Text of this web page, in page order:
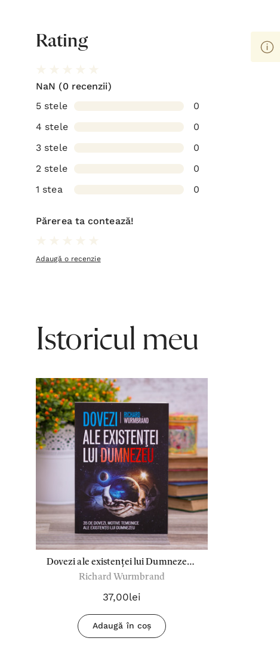
Rating
NaN (0 recenzii)
5 stele
0
4 stele
0
3 stele
0
2 stele
0
1 stea
0
Părerea ta contează!
Adaugă o recenzie
Istoricul meu
Dovezi ale existenței lui Dumnezeu -
Richard Wurmbrand
Richard Wurmbrand
37,00lei
Adaugă în coș